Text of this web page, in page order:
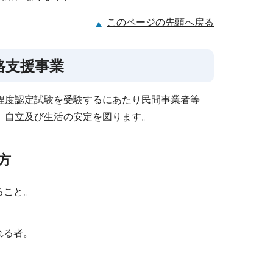
このページの先頭へ戻る
支援事業
認定試験を受験するにあたり民間事業者等
立及び生活の安定を図ります。
と。
者。